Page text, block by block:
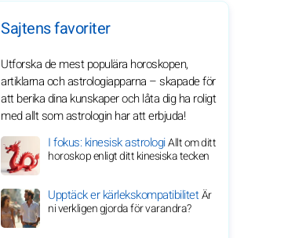
Sajtens favoriter
Utforska de mest populära horoskopen,
artiklarna och astrologiapparna – skapade för
att berika dina kunskaper och låta dig ha roligt
med allt som astrologin har att erbjuda!
I fokus: kinesisk astrologiAllt om ditt
horoskop enligt ditt kinesiska tecken
Upptäck er kärlekskompatibilitetÄr
ni verkligen gjorda för varandra?